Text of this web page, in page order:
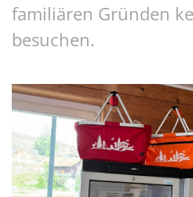
familiären Gründen
besuchen.